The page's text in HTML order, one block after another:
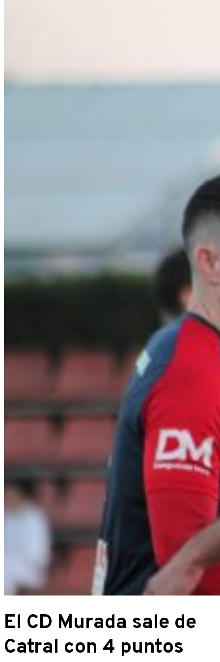
El CD Murada sale de
Catral con 4 puntos